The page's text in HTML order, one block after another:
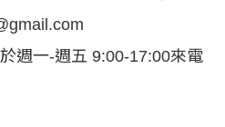
週一-週五 9:00-17:00來電